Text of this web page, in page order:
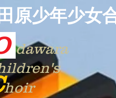
原少年少女
dawara
hoir